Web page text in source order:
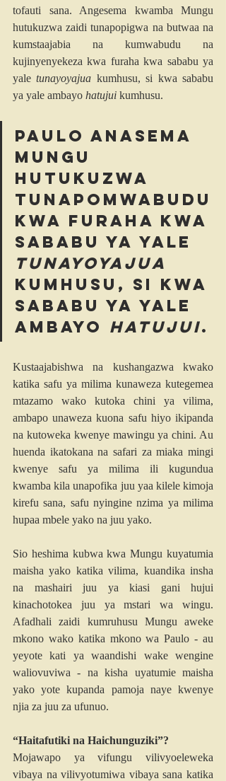
tofauti sana. Angesema kwamba Mungu
hutukuzwa zaidi tunapopigwa na butwaa na
kumstaajabia na kumwabudu na
kujinyenyekeza kwa furaha kwa sababu ya
yale tunayoyajua kumhusu, si kwa sababu
ya yale ambayo hatujui kumhusu.
Paulo anasema
Mungu
hutukuzwa
tunapomwabudu
kwa furaha kwa
sababu ya yale
tunayoyajua
kumhusu, si kwa
sababu ya yale
ambayo hatujui.
Kustaajabishwa na kushangazwa kwako
katika safu ya milima kunaweza kutegemea
mtazamo wako kutoka chini ya vilima,
ambapo unaweza kuona safu hiyo ikipanda
na kutoweka kwenye mawingu ya chini. Au
huenda ikatokana na safari za miaka mingi
kwenye safu ya milima ili kugundua
kwamba kila unapofika juu yaa kilele kimoja
kirefu sana, safu nyingine nzima ya milima
hupaa mbele yako na juu yako.
Sio heshima kubwa kwa Mungu kuyatumia
maisha yako katika vilima, kuandika insha
na mashairi juu ya kiasi gani hujui
kinachotokea juu ya mstari wa wingu.
Afadhali zaidi kumruhusu Mungu aweke
mkono wako katika mkono wa Paulo - au
yeyote kati ya waandishi wake wengine
waliovuviwa - na kisha uyatumie maisha
yako yote kupanda pamoja naye kwenye
njia za juu za ufunuo.
“Haitafutiki na Haichunguziki”?
Mojawapo ya vifungu vilivyoeleweka
vibaya na vilivyotumiwa vibaya sana katika